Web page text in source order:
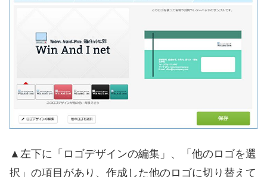
▲左下に「ロゴデザインの編集」、「他のロゴを選
択」の項目があり、作成した他のロゴに切り替えて